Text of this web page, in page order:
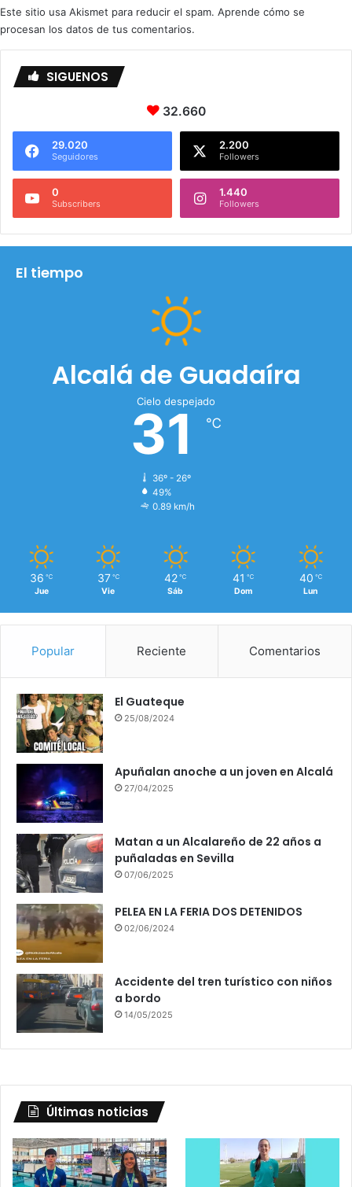
Este sitio usa Akismet para reducir el spam. Aprende cómo se
procesan los datos de tus comentarios.
SIGUENOS
32.660
29.020
Seguidores
2.200
Followers
0
Subscribers
1.440
Followers
El tiempo
Alcalá de Guadaíra
Cielo despejado
31 ℃
36º - 26º
49%
0.89 km/h
36 ℃
Jue
37 ℃
Vie
42 ℃
Sáb
41 ℃
Dom
40 ℃
Lun
Popular Reciente Comentarios
El Guateque
25/08/2024
Apuñalan anoche a un joven en Alcalá
27/04/2025
Matan a un Alcalareño de 22 años a
puñaladas en Sevilla
07/06/2025
PELEA EN LA FERIA DOS DETENIDOS
02/06/2024
Accidente del tren turístico con niños
a bordo
14/05/2025
Últimas noticias